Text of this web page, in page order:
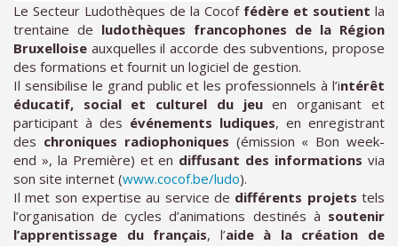
Le Secteur Ludothèques de la Cocof fédère et soutient la
trentaine de ludothèques francophones de la Région
Bruxelloise auxquelles il accorde des subventions, propose
des formations et fournit un logiciel de gestion.
Il sensibilise le grand public et les professionnels à l’intérêt
éducatif, social et culturel du jeuen organisant et
participant à des événements ludiques, en enregistrant
des chroniques radiophoniques (émission « Bon week-
end », la Première) et en diffusant des informations via
son site internet (www.cocof.be/ludo).
Il met son expertise au service de différents projets tels
l’organisation de cycles d’animations destinés à soutenir
l’apprentissage du français, l’aide à la création de